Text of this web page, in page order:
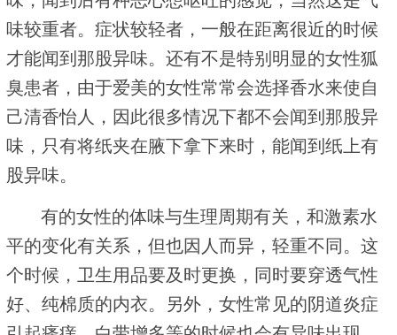
味较重者。症状较轻者，一般在距离很近的时候
才能闻到那股异味。还有不是特别明显的女性狐
臭患者，由于爱美的女性常常会选择香水来使自
己清香怡人，因此很多情况下都不会闻到那股异
味，只有将纸夹在腋下拿下来时，能闻到纸上有
股异味。
有的女性的体味与生理周期有关，和激素水
平的变化有关系，但也因人而异，轻重不同。这
个时候，卫生用品要及时更换，同时要穿透气性
好、纯棉质的内衣。另外，女性常见的阴道炎症